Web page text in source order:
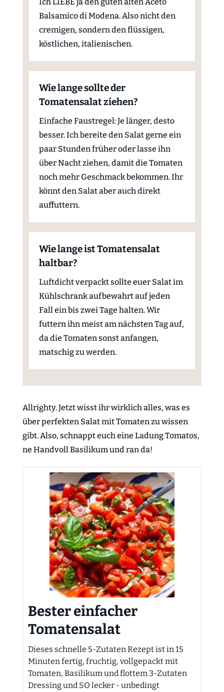
Ich LIEBE ja den guten alten Aceto
Balsamico di Modena. Also nicht den
cremigen, sondern den flüssigen,
köstlichen, italienischen.
Wie lange sollte der
Tomatensalat ziehen?
Einfache Faustregel: Je länger, desto
besser. Ich bereite den Salat gerne ein
paar Stunden früher oder lasse ihn
über Nacht ziehen, damit die Tomaten
noch mehr Geschmack bekommen. Ihr
könnt den Salat aber auch direkt
auffuttern.
Wie lange ist Tomatensalat
haltbar?
Luftdicht verpackt sollte euer Salat im
Kühlschrank aufbewahrt auf jeden
Fall ein bis zwei Tage halten. Wir
futtern ihn meist am nächsten Tag auf,
da die Tomaten sonst anfangen,
matschig zu werden.
Allrighty. Jetzt wisst ihr wirklich alles, was es
über perfekten Salat mit Tomaten zu wissen
gibt. Also, schnappt euch eine Ladung Tomatos,
ne Handvoll Basilikum und ran da!
Bester einfacher
Tomatensalat
Dieses schnelle 5-Zutaten Rezept ist in 15
Minuten fertig, fruchtig, vollgepackt mit
Tomaten, Basilikum und flottem 3-Zutaten
Dressing und SO lecker - unbedingt